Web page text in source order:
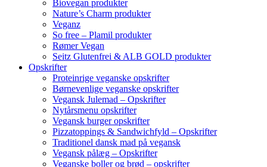
Biovegan produkter
Nature’s Charm produkter
Veganz
So free – Plamil produkter
Rømer Vegan
Seitz Glutenfrei & ALB GOLD produkter
Opskrifter
Proteinrige veganske opskrifter
Børnevenlige veganske opskrifter
Vegansk Julemad – Opskrifter
Nytårsmenu opskrifter
Vegansk burger opskrifter
Pizzatoppings & Sandwichfyld – Opskrifter
Traditionel dansk mad på vegansk
Vegansk pålæg – Opskrifter
Veganske boller og brød – opskrifter